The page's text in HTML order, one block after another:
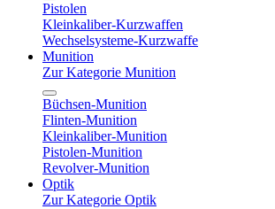
Pistolen
Kleinkaliber-Kurzwaffen
Wechselsysteme-Kurzwaffe
Munition
Zur Kategorie Munition
Büchsen-Munition
Flinten-Munition
Kleinkaliber-Munition
Pistolen-Munition
Revolver-Munition
Optik
Zur Kategorie Optik